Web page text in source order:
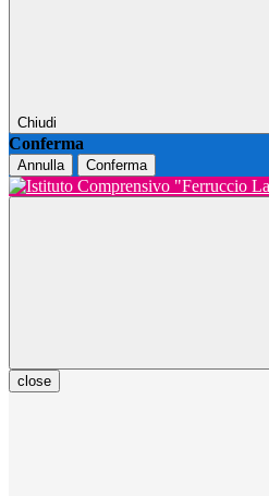
Chiudi
Conferma
Annulla Conferma
close